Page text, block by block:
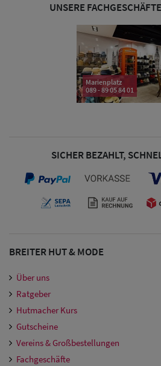
Damen
Sonnenschilder
Snapback Caps
(63-65 cm)
UNSERE
Marienplatz
089 - 89 05 84 01
SICHER BEZAHLT,
BREITER HUT & MODE
Über uns
Ratgeber
Hutmacher Kurs
Gutscheine
Vereins & Großbestellungen
Fachgeschäfte